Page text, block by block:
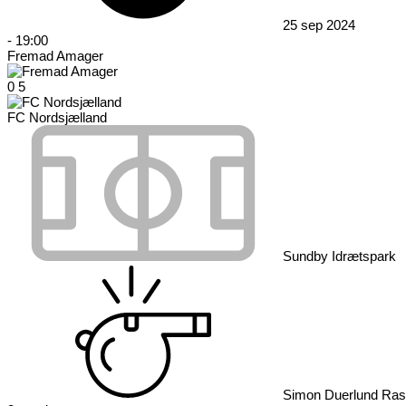
25 sep 2024
- 19:00
Fremad Amager
0 5
FC Nordsjælland
Sundby Idrætspark
Simon Duerlund